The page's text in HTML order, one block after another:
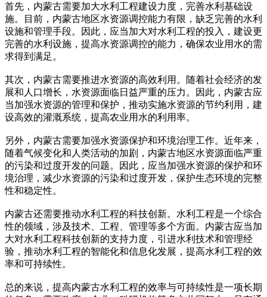
首先，内蒙古需要加大水利工程建设力度，完善水利基础设
施。目前，内蒙古地区水资源调控能力有限，缺乏完善的水利
设施和管理手段。因此，应当加大对水利工程的投入，建设更
完善的水利设施，提高水资源调控的能力，确保农业用水的需
求得到满足。
其次，内蒙古需要推进水资源的高效利用。随着社会经济的发
展和人口增长，水资源面临日益严重的压力。因此，内蒙古应
当加强水资源的管理和保护，推动实施水资源的节约利用，建
设高效的灌溉系统，提高农业用水的利用率。
另外，内蒙古需要加强水资源保护和环境治理工作。近年来，
随着气候变化和人类活动的加剧，内蒙古地区水资源面临严重
的污染和过度开发的问题。因此，应当加强水资源的保护和环
境治理，减少水资源的污染和过度开发，保护生态环境的完整
性和稳定性。
内蒙古还需要推动水利工程的科技创新。水利工程是一个综合
性的领域，涉及技术、工程、管理等多个方面。内蒙古应当加
大对水利工程科技创新的支持力度，引进水利技术和管理经
验，推动水利工程的智能化和信息化发展，提高水利工程的效
率和可持续性。
总的来说，提高内蒙古水利工程的效率与可持续性是一项长期